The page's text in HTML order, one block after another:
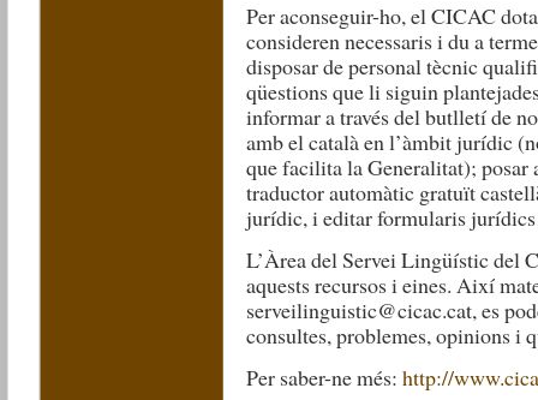
Per aconseguir-ho, el CICAC
consideren necessaris i du a
disposar de personal tècnic
qüestions que li siguin
informar a través del butlletí de
amb el català en l’àmbit jurídic
que facilita la Generalitat); posar
traductor automàtic gratuït
jurídic, i editar formularis jurídics
L’Àrea del Servei Lingüístic del
aquests recursos i eines. Així
serveilinguistic@cicac.cat, es
consultes, problemes, opinions i
Per saber-ne més:http://